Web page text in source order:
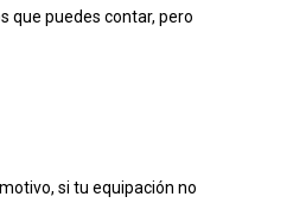
que puedes contar, pero
si tu equipación no